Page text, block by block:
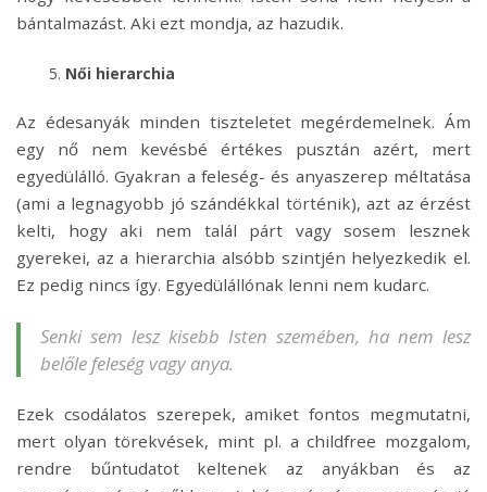
bántalmazást. Aki ezt mondja, az hazudik.
Női hierarchia
Az édesanyák minden tiszteletet megérdemelnek. Ám
egy nő nem kevésbé értékes pusztán azért, mert
egyedülálló. Gyakran a feleség- és anyaszerep méltatása
(ami a legnagyobb jó szándékkal történik), azt az érzést
kelti, hogy aki nem talál párt vagy sosem lesznek
gyerekei, az a hierarchia alsóbb szintjén helyezkedik el.
Ez pedig nincs így. Egyedülállónak lenni nem kudarc.
Senki sem lesz kisebb Isten szemében, ha nem lesz
belőle feleség vagy anya.
Ezek csodálatos szerepek, amiket fontos megmutatni,
mert olyan törekvések, mint pl. a childfree mozgalom,
rendre bűntudatot keltenek az anyákban és az